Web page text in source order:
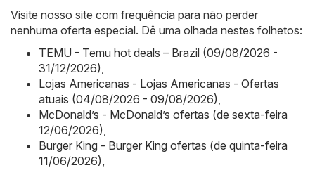
Visite nosso site com frequência para não perder
nenhuma oferta especial. Dê uma olhada nestes folhetos:
TEMU - Temu hot deals – Brazil (09/08/2026 -
31/12/2026)
Lojas Americanas - Lojas Americanas - Ofertas
atuais (04/08/2026 - 09/08/2026)
McDonald’s - McDonald’s ofertas (de sexta-feira
12/06/2026)
Burger King - Burger King ofertas (de quinta-feira
11/06/2026)